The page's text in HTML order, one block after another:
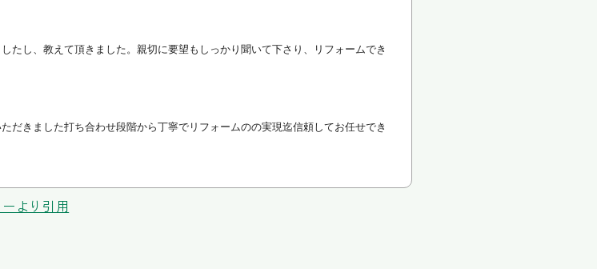
たし、教えて頂きました。親切に要望もしっかり聞いて下さり、リフォームでき
だきました打ち合わせ段階から丁寧でリフォームのの実現迄信頼してお任せでき
げするとのことで急遽、リフォームをすることにしました。時間がない中、こち
より引用